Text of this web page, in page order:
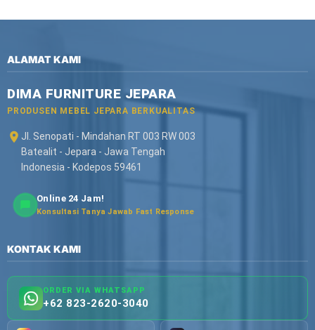
ALAMAT KAMI
DIMA FURNITURE JEPARA
PRODUSEN MEBEL JEPARA BERKUALITAS
Jl. Senopati - Mindahan RT 003 RW 003
Batealit - Jepara - Jawa Tengah
Indonesia - Kodepos 59461
Online 24 Jam!
Konsultasi Tanya Jawab Fast Response
KONTAK KAMI
ORDER VIA WHATSAPP
+62 823-2620-3040